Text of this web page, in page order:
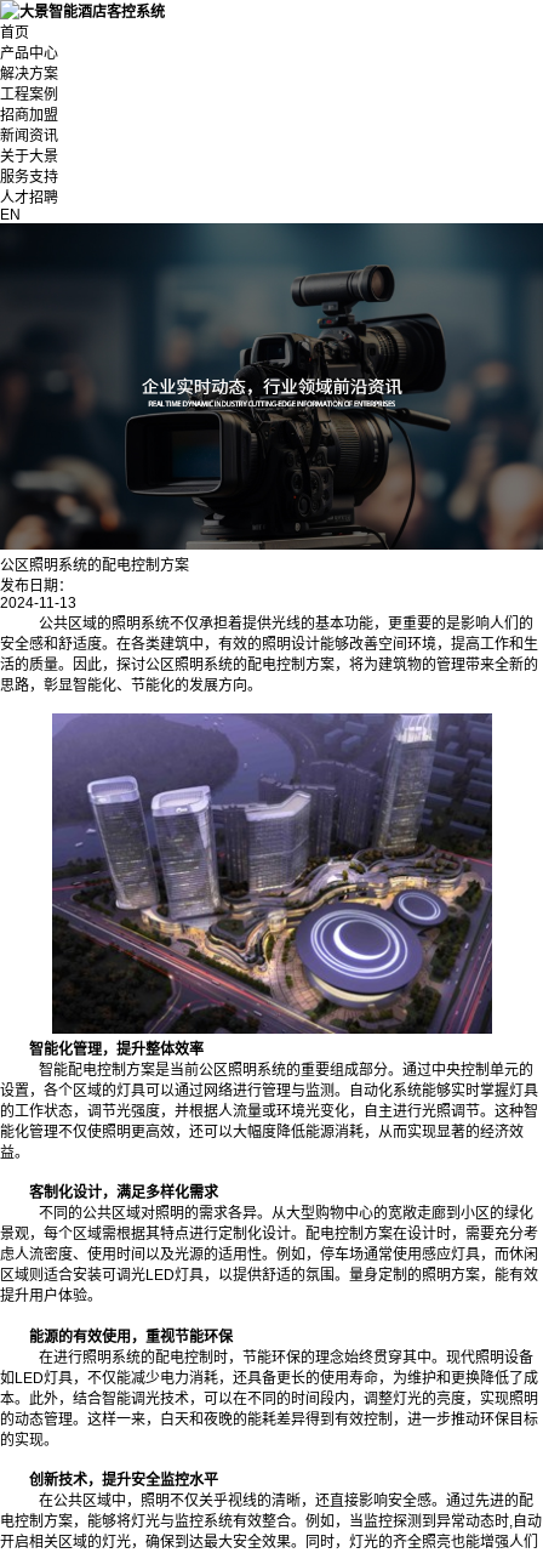
首页
产品中心
解决方案
工程案例
招商加盟
新闻资讯
关于大景
服务支持
人才招聘
EN
公区照明系统的配电控制方案
发布日期：
2024-11-13
公共区域的照明系统不仅承担着提供光线的基本功能，更重要的是影响人们的
安全感和舒适度。在各类建筑中，有效的照明设计能够改善空间环境，提高工作和生
活的质量。因此，探讨公区照明系统的配电控制方案，将为建筑物的管理带来全新的
思路，彰显智能化、节能化的发展方向。
智能化管理，提升整体效率
智能配电控制方案是当前公区照明系统的重要组成部分。通过中央控制单元的
设置，各个区域的灯具可以通过网络进行管理与监测。自动化系统能够实时掌握灯具
的工作状态，调节光强度，并根据人流量或环境光变化，自主进行光照调节。这种智
能化管理不仅使照明更高效，还可以大幅度降低能源消耗，从而实现显著的经济效
益。
客制化设计，满足多样化需求
不同的公共区域对照明的需求各异。从大型购物中心的宽敞走廊到小区的绿化
景观，每个区域需根据其特点进行定制化设计。配电控制方案在设计时，需要充分考
虑人流密度、使用时间以及光源的适用性。例如，停车场通常使用感应灯具，而休闲
区域则适合安装可调光LED灯具，以提供舒适的氛围。量身定制的照明方案，能有效
提升用户体验。
能源的有效使用，重视节能环保
在进行照明系统的配电控制时，节能环保的理念始终贯穿其中。现代照明设备
如LED灯具，不仅能减少电力消耗，还具备更长的使用寿命，为维护和更换降低了成
本。此外，结合智能调光技术，可以在不同的时间段内，调整灯光的亮度，实现照明
的动态管理。这样一来，白天和夜晚的能耗差异得到有效控制，进一步推动环保目标
的实现。
创新技术，提升安全监控水平
在公共区域中，照明不仅关乎视线的清晰，还直接影响安全感。通过先进的配
电控制方案，能够将灯光与监控系统有效整合。例如，当监控探测到异常动态时,自动
开启相关区域的灯光，确保到达最大安全效果。同时，灯光的齐全照亮也能增强人们